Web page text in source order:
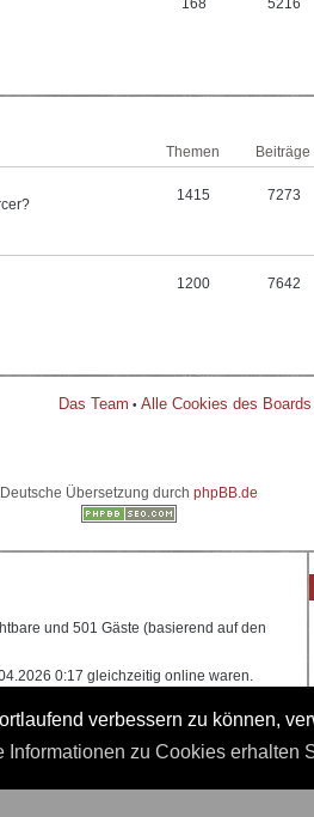
verbessern zu können,
Informationen zu Cookies erhalten
168 5216
Themen Beiträge
1415 7273
1200 7642
Das Team • Alle Cookies des
Deutsche Übersetzung durch phpBB.de
und 501 Gäste (basierend auf den
0:17 gleichzeitig online waren.
in Ausbildung